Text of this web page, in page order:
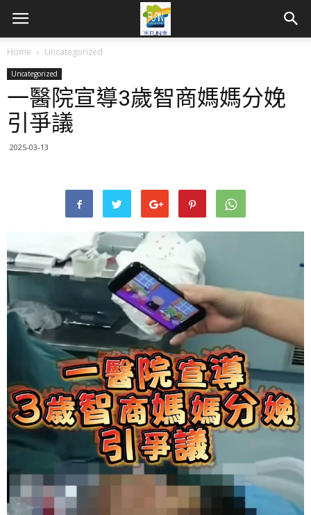
Home Uncategorized
Uncategorized
一醫院宣導3歲智商媽媽分娩
引爭議
2025-03-13